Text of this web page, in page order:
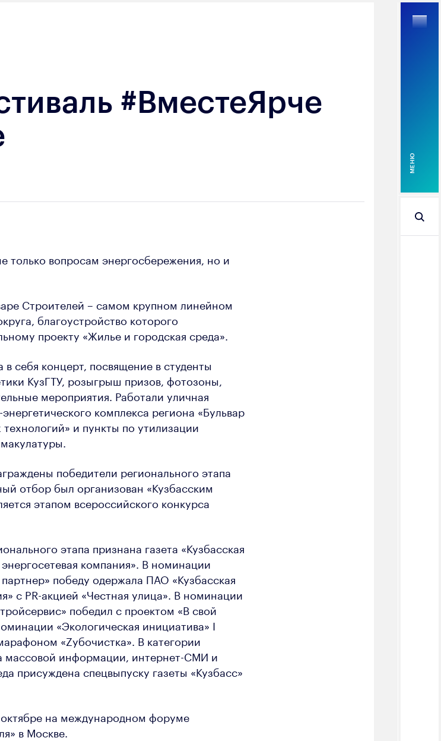
MEНЮ
Найти
#ВместеЯрче
только вопросам энергосбережения, но и
Строителей – самом крупном линейном
благоустройство которого
проекту «Жилье и городская среда».
себя концерт, посвящение в студенты
КузГТУ, розыгрыш призов, фотозоны,
мероприятия. Работали уличная
комплекса региона «Бульвар
и пункты по утилизации
победители регионального этапа
отбор был организован «Кузбасским
этапом всероссийского конкурса
этапа признана газета «Кузбасская
компания». В номинации
победу одержала ПАО «Кузбасская
с PR-акцией «Честная улица». В номинации
победил с проектом «В свой
«Экологическая инициатива» I
«Zубочистка». В категории
массовой информации, интернет-СМИ и
присуждена спецвыпуску газеты «Кузбасс»
на международном форуме
в Москве.